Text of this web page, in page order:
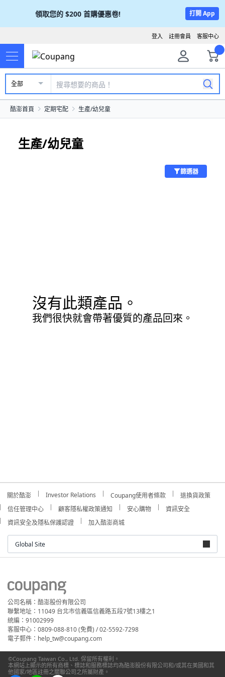
領取您的 $200 首購優惠卷! 打開 App
客服中心
註冊會員
登入
全部
酷澎首頁 定期宅配 生產/幼兒童
生產/幼兒童
篩選器
沒有此類產品。
我們很快就會帶著優質的產品回來。
關於酷澎 Investor Relations Coupang使用者條款
退換貨政策
信任管理中心
顧客隱私權政策通知 安心購物
資訊安全
資訊安全及隱私保護認證
加入酷澎商城
Global Site
公司名稱：酷澎股份有限公司
聯繫地址：11049 台北市信義區信義路五段7號13樓之1
統編：91002999
客服中心：0809-088-810 (免費) / 02-5592-7298
電子郵件：help_tw@coupang.com
©Coupang Taiwan Co., Ltd. 保留所有權利。
本網站上顯示的所有商標、標誌和服務標誌均為酷澎股份有限公司和/或其在美國和其
他國家/地區註冊之關聯公司之所屬財產。